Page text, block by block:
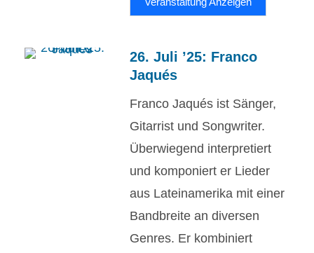
26. Juli ’25: Franco
Jaqués
Franco Jaqués ist Sänger,
Gitarrist und Songwriter.
Überwiegend interpretiert
und komponiert er Lieder
aus Lateinamerika mit einer
Bandbreite an diversen
Genres. Er kombiniert